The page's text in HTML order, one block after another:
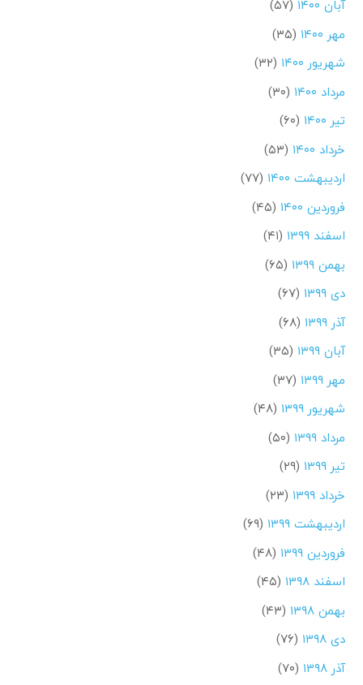
آبان ۱۴۰۰
(۵۷)
مهر ۱۴۰۰
(۳۵)
شهریور ۱۴۰۰
(۳۲)
مرداد ۱۴۰۰
(۳۰)
تیر ۱۴۰۰
(۶۰)
خرداد ۱۴۰۰
(۵۳)
اردیبهشت ۱۴۰۰
(۷۷)
فروردین ۱۴۰۰
(۴۵)
اسفند ۱۳۹۹
(۴۱)
بهمن ۱۳۹۹
(۶۵)
دی ۱۳۹۹
(۶۷)
آذر ۱۳۹۹
(۶۸)
آبان ۱۳۹۹
(۳۵)
مهر ۱۳۹۹
(۳۷)
شهریور ۱۳۹۹
(۴۸)
مرداد ۱۳۹۹
(۵۰)
تیر ۱۳۹۹
(۲۹)
خرداد ۱۳۹۹
(۲۳)
اردیبهشت ۱۳۹۹
(۶۹)
فروردین ۱۳۹۹
(۴۸)
اسفند ۱۳۹۸
(۴۵)
بهمن ۱۳۹۸
(۴۳)
دی ۱۳۹۸
(۷۶)
آذر ۱۳۹۸
(۷۰)